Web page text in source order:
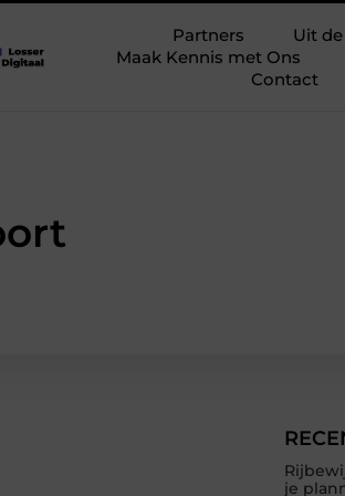
Partners
Uit
Maak Kennis met Ons
Contact
je